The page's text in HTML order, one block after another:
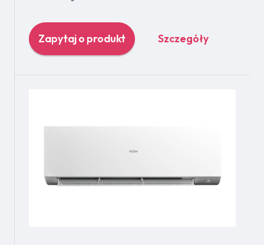
Zapytaj o produkt Szczegóły